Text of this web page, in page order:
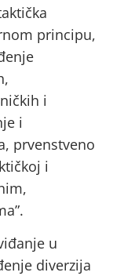
principu,
i
i
prvenstveno
i
u
diverzija